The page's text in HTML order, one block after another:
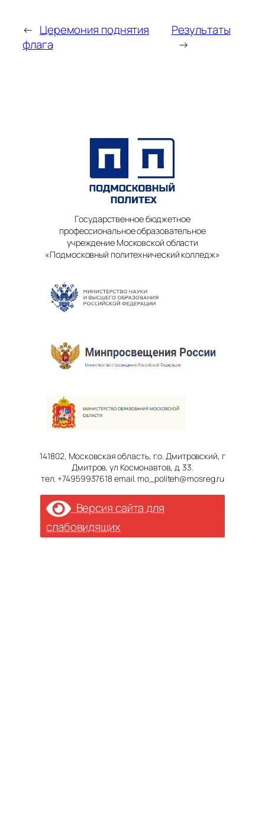
← Церемония поднятия
флага
Результаты
→
Государственное бюджетное
профессиональное образовательное
учреждение Московской области
«Подмосковный политехнический колледж»
141802, Московская область, г.о. Дмитровский, г
Дмитров, ул Космонавтов, д. 33.
тел. +74959937618 email. mo_politeh@mosreg.ru
Версия сайта для
слабовидящих